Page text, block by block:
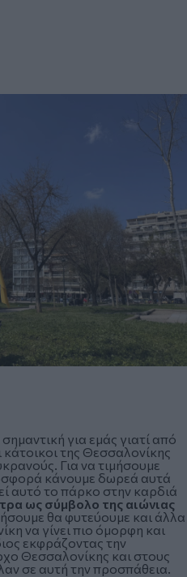
για εμάς γιατί από
της Θεσσαλονίκης
Για να τιμήσουμε
κάνουμε δωρεά αυτά
αυτό το πάρκο στην καρδιά
ως σύμβολο της αιώνιας
θα φυτεύουμε και άλλα
να γίνει πιο όμορφη και
εκφράζοντας την
Θεσσαλονίκης και στους
σε αυτή την προσπάθεια.